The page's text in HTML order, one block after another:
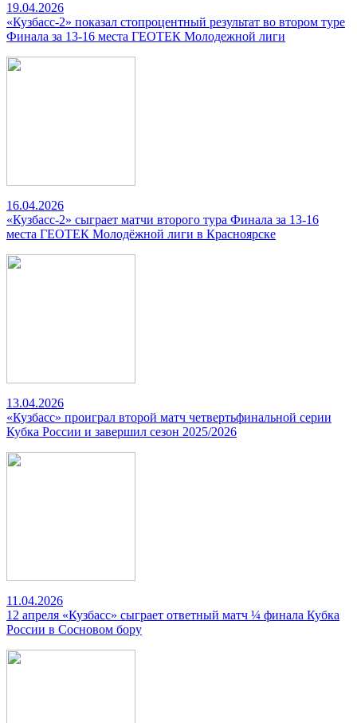
19.04.2026
«Кузбасс-2» показал стопроцентный результат во втором туре
Финала за 13-16 места ГЕОТЕК Молодежной лиги
16.04.2026
«Кузбасс-2» сыграет матчи второго тура Финала за 13-16
места ГЕОТЕК Молодёжной лиги в Красноярске
13.04.2026
«Кузбасс» проиграл второй матч четвертьфинальной серии
Кубка России и завершил сезон 2025/2026
11.04.2026
12 апреля «Кузбасс» сыграет ответный матч ¼ финала Кубка
России в Сосновом бору